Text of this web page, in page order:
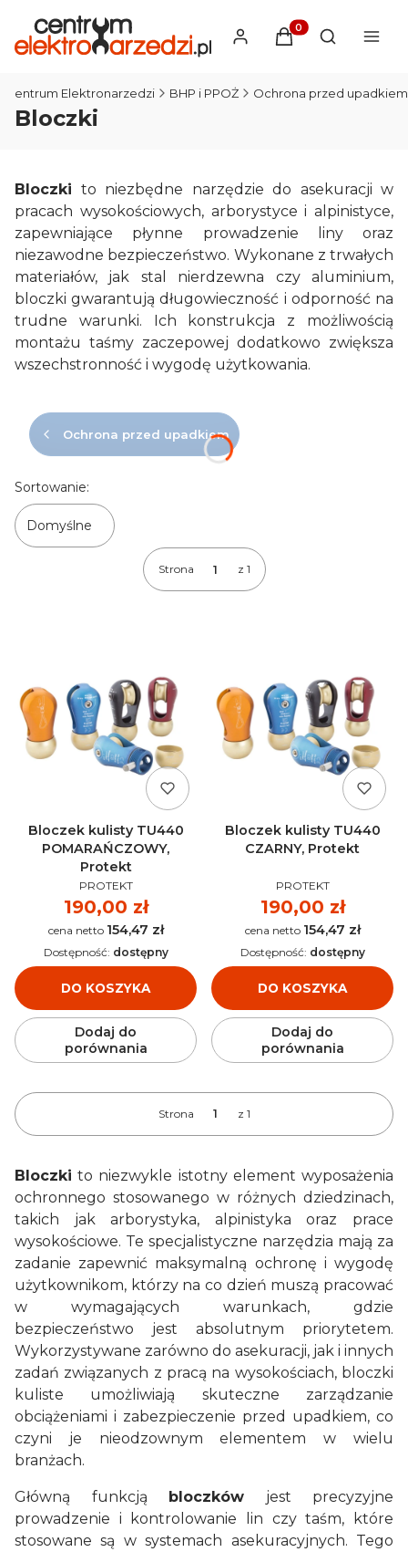
Produkty w
Otwórz
Centrum Elektronarzedzi BHP i PPOŻ Ochrona przed upadkiem
Bloczki
Bloczki to niezbędne narzędzie do asekuracji w
pracach wysokościowych, arborystyce i alpinistyce,
zapewniające płynne prowadzenie liny oraz
niezawodne bezpieczeństwo. Wykonane z trwałych
materiałów, jak stal nierdzewna czy aluminium,
bloczki gwarantują długowieczność i odporność na
trudne warunki. Ich konstrukcja z możliwością
montażu taśmy zaczepowej dodatkowo zwiększa
wszechstronność i wygodę użytkowania.
Ochrona przed upadkiem
Lista produktów
Sortowanie:
Domyślne
Strona z 1
Bloczek kulisty TU440
POMARAŃCZOWY,
Protekt
PRODUCENT
PROTEKT
Cena
190,00 zł
Cena 154,47 zł
DO KOSZYKA
Dostępność: dostępny
Dodaj do
porównania
Bloczek kulisty TU440
CZARNY, Protekt
PRODUCENT
PROTEKT
Cena
190,00 zł
Cena 154,47 zł
DO KOSZYKA
Dostępność: dostępny
Dodaj do
porównania
Strona z 1
Bloczki to niezwykle istotny element wyposażenia
ochronnego stosowanego w różnych dziedzinach,
takich jak arborystyka, alpinistyka oraz prace
wysokościowe. Te specjalistyczne narzędzia mają za
zadanie zapewnić maksymalną ochronę i wygodę
użytkownikom, którzy na co dzień muszą pracować
w wymagających warunkach, gdzie
bezpieczeństwo jest absolutnym priorytetem.
Wykorzystywane zarówno do asekuracji, jak i innych
zadań związanych z pracą na wysokościach, bloczki
kuliste umożliwiają skuteczne zarządzanie
obciążeniami i zabezpieczenie przed upadkiem, co
czyni je nieodzownym elementem w wielu
branżach.
Główną funkcją bloczków jest precyzyjne
prowadzenie i kontrolowanie lin czy taśm, które
stosowane są w systemach asekuracyjnych. Tego